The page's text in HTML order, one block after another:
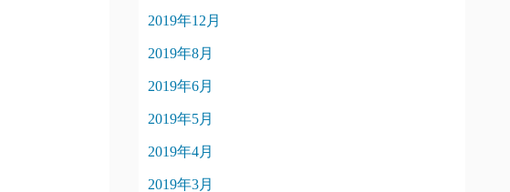
2019年12月
2019年8月
2019年6月
2019年5月
2019年4月
2019年3月